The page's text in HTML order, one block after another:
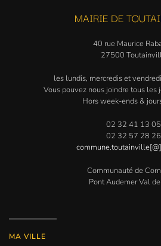
MAIRIE DE
40 rue Maurice
27500
les lundis, mercredis et
Vous pouvez nous joindre tous les
Hors week-ends &
02 32 41 13 05
02 32 57 28 26
Communauté de
Pont Audemer Val
MA VILLE